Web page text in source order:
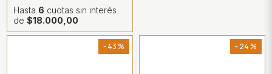
Hasta 6 cuotas sin interés
de$18.000,00
- 43 % - 24 %